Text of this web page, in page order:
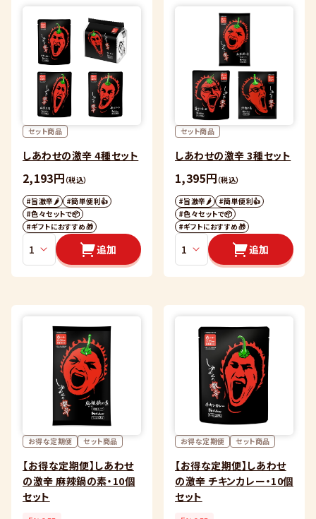
セット商品
しあわせの激辛 4種セット
2,193円（税込）
#旨激辛🌶
#簡単便利👍
#色々セットで📦
#ギフトにおすすめ🎁
追加
セット商品
しあわせの激辛 3種セット
1,395円（税込）
#旨激辛🌶
#簡単便利👍
#色々セットで📦
#ギフトにおすすめ🎁
追加
お得な定期便 セット商品
【お得な定期便】しあわせ
の激辛 麻辣鍋の素・10個
セット
お得な定期便 セット商品
【お得な定期便】しあわせ
の激辛 チキンカレー・10個
セット